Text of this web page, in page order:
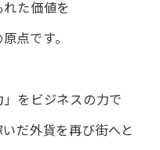
た​価値を​
点です。
を​ビジネスの​力で​
いだ外貨を​再び街へと​